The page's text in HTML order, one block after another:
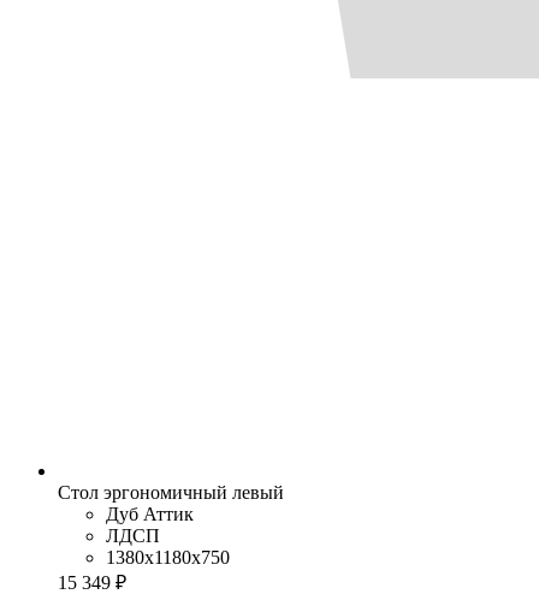
Стол эргономичный левый
Дуб Аттик
ЛДСП
1380x1180x750
15 349 ₽